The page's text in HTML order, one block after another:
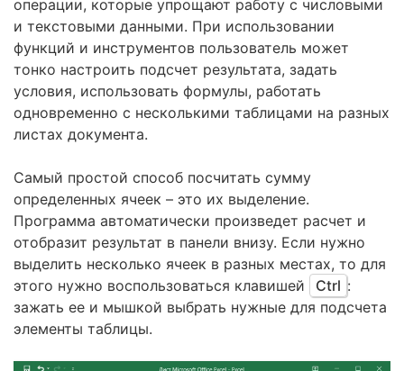
операции, которые упрощают работу с числовыми
и текстовыми данными. При использовании
функций и инструментов пользователь может
тонко настроить подсчет результата, задать
условия, использовать формулы, работать
одновременно с несколькими таблицами на разных
листах документа.
Самый простой способ посчитать сумму
определенных ячеек – это их выделение.
Программа автоматически произведет расчет и
отобразит результат в панели внизу. Если нужно
выделить несколько ячеек в разных местах, то для
этого нужно воспользоваться клавишей
Ctrl :
зажать ее и мышкой выбрать нужные для подсчета
элементы таблицы.